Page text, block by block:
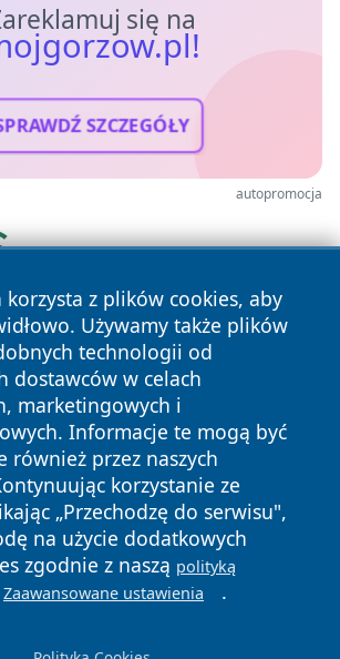
się na
SZCZEGÓŁY
autopromocja
korzysta z plików cookies, aby
Używamy także plików
technologii od
dostawców w celach
marketingowych i
Informacje te mogą być
również przez naszych
korzystanie ze
„Przechodzę do serwisu",
na użycie dodatkowych
zgodnie z naszą polityką
Zaawansowane ustawienia .
Wszystkie prawa zastrzeżone.
Polityka
Prywatności
Polityka
Cookies